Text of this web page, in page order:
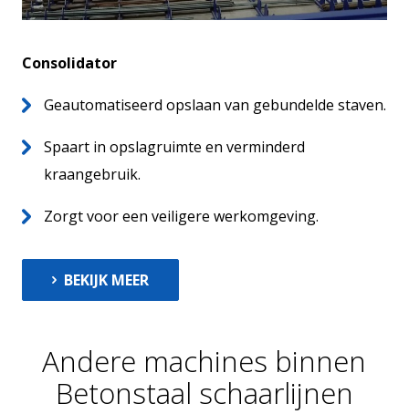
Consolidator
Geautomatiseerd opslaan van gebundelde staven.
Spaart in opslagruimte en verminderd
kraangebruik.
Zorgt voor een veiligere werkomgeving.
BEKIJK MEER
Andere machines binnen
Betonstaal schaarlijnen